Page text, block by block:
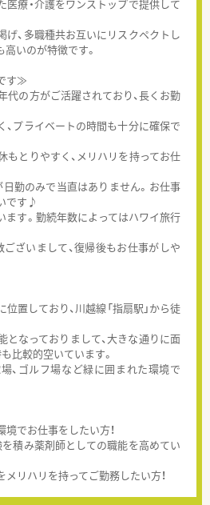
療・介護をワンストップで提供して
、多職種共お互いにリスクペクトし
いのが特徴です。
す≫
の方がご活躍されており、長くお勤
プライベートの時間も十分に確保で
もとりやすく、メリハリを持ってお仕
勤のみで当直はありません。お仕事
です♪
す。勤続年数によってはハワイ旅行
ざいまして、復帰後もお仕事がしや
置しており、川越線「指扇駅」から徒
なっておりまして、大きな通りに面
比較的空いています。
、ゴルフ場など緑に囲まれた環境で
でお仕事をしたい方！
積み薬剤師としての職能を高めてい
リハリを持ってご勤務したい方！